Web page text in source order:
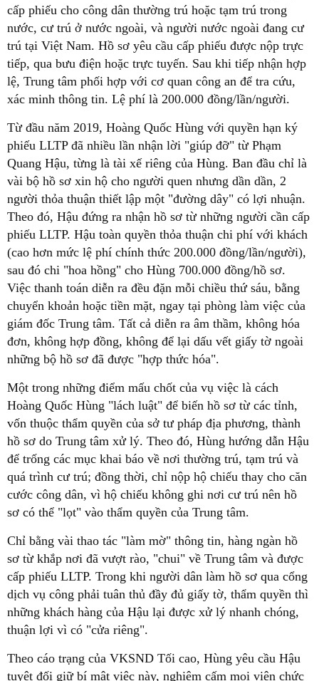
cấp phiếu cho công dân thường trú hoặc tạm trú trong
nước, cư trú ở nước ngoài, và người nước ngoài đang cư
trú tại Việt Nam. Hồ sơ yêu cầu cấp phiếu được nộp trực
tiếp, qua bưu điện hoặc trực tuyến. Sau khi tiếp nhận hợp
lệ, Trung tâm phối hợp với cơ quan công an để tra cứu,
xác minh thông tin. Lệ phí là 200.000 đồng/lần/người.
Từ đầu năm 2019, Hoàng Quốc Hùng với quyền hạn ký
phiếu LLTP đã nhiều lần nhận lời "giúp đỡ" từ Phạm
Quang Hậu, từng là tài xế riêng của Hùng. Ban đầu chỉ là
vài bộ hồ sơ xin hộ cho người quen nhưng dần dần, 2
người thỏa thuận thiết lập một "đường dây" có lợi nhuận.
Theo đó, Hậu đứng ra nhận hồ sơ từ những người cần cấp
phiếu LLTP. Hậu toàn quyền thỏa thuận chi phí với khách
(cao hơn mức lệ phí chính thức 200.000 đồng/lần/người),
sau đó chi "hoa hồng" cho Hùng 700.000 đồng/hồ sơ.
Việc thanh toán diễn ra đều đặn mỗi chiều thứ sáu, bằng
chuyển khoản hoặc tiền mặt, ngay tại phòng làm việc của
giám đốc Trung tâm. Tất cả diễn ra âm thầm, không hóa
đơn, không hợp đồng, không để lại dấu vết giấy tờ ngoài
những bộ hồ sơ đã được "hợp thức hóa".
Một trong những điểm mấu chốt của vụ việc là cách
Hoàng Quốc Hùng "lách luật" để biến hồ sơ từ các tỉnh,
vốn thuộc thẩm quyền của sở tư pháp địa phương, thành
hồ sơ do Trung tâm xử lý. Theo đó, Hùng hướng dẫn Hậu
để trống các mục khai báo về nơi thường trú, tạm trú và
quá trình cư trú; đồng thời, chỉ nộp hộ chiếu thay cho căn
cước công dân, vì hộ chiếu không ghi nơi cư trú nên hồ
sơ có thể "lọt" vào thẩm quyền của Trung tâm.
Chỉ bằng vài thao tác "làm mờ" thông tin, hàng ngàn hồ
sơ từ khắp nơi đã vượt rào, "chui" về Trung tâm và được
cấp phiếu LLTP. Trong khi người dân làm hồ sơ qua cổng
dịch vụ công phải tuân thủ đầy đủ giấy tờ, thẩm quyền thì
những khách hàng của Hậu lại được xử lý nhanh chóng,
thuận lợi vì có "cửa riêng".
Theo cáo trạng của VKSND Tối cao, Hùng yêu cầu Hậu
tuyệt đối giữ bí mật việc này, nghiêm cấm mọi viên chức